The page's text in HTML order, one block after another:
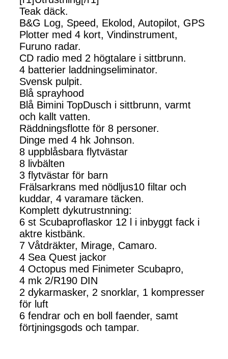
Teak däck.
B&G Log, Speed, Ekolod, Autopilot, GPS
Plotter med 4 kort, Vindinstrument,
Furuno radar.
CD radio med 2 högtalare i sittbrunn.
4 batterier laddningseliminator.
Svensk pulpit.
Blå sprayhood
Blå Bimini TopDusch i sittbrunn, varmt
och kallt vatten.
Räddningsflotte för 8 personer.
Dinge med 4 hk Johnson.
8 uppblåsbara flytvästar
8 livbälten
3 flytvästar för barn
Frälsarkrans med nödljus10 filtar och
kuddar, 4 varamare täcken.
Komplett dykutrustnning:
6 st Scubaproflaskor 12 l i inbyggt fack i
aktre kistbänk.
7 Våtdräkter, Mirage, Camaro.
4 Sea Quest jackor
4 Octopus med Finimeter Scubapro,
4 mk 2/R190 DIN
2 dykarmasker, 2 snorklar, 1 kompresser
för luft
6 fendrar och en boll faender, samt
förtjningsgods och tampar.